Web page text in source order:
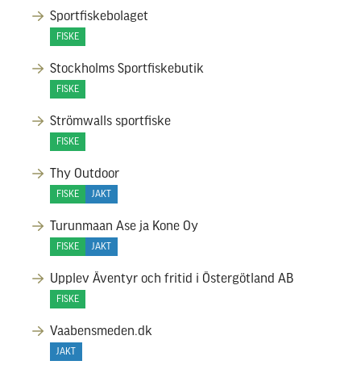
Sportfiskebolaget
FISKE
Stockholms Sportfiskebutik
FISKE
Strömwalls sportfiske
FISKE
Thy Outdoor
FISKE JAKT
Turunmaan Ase ja Kone Oy
FISKE JAKT
Upplev Äventyr och fritid i Östergötland AB
FISKE
Vaabensmeden.dk
JAKT